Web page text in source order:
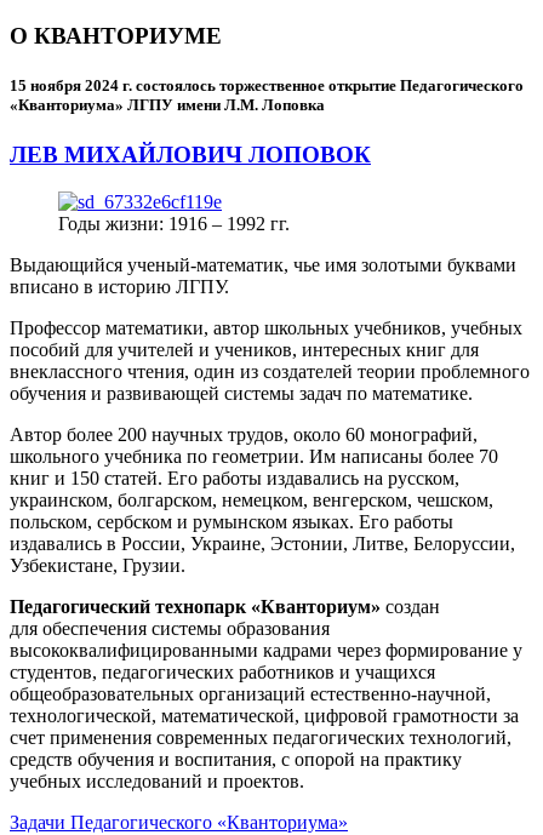
О КВАНТОРИУМЕ
15 ноября 2024 г. состоялось торжественное открытие Педагогического
«Кванториума» ЛГПУ имени Л.М. Лоповка
ЛЕВ МИХАЙЛОВИЧ ЛОПОВОК
Годы жизни: 1916 – 1992 гг.
Выдающийся ученый-математик, чье имя золотыми буквами
вписано в историю ЛГПУ.
Профессор математики, автор школьных учебников, учебных
пособий для учителей и учеников, интересных книг для
внеклассного чтения, один из создателей теории проблемного
обучения и развивающей системы задач по математике.
Автор более 200 научных трудов, около 60 монографий,
школьного учебника по геометрии. Им написаны более 70
книг и 150 статей. Его работы издавались на русском,
украинском, болгарском, немецком, венгерском, чешском,
польском, сербском и румынском языках. Его работы
издавались в России, Украине, Эстонии, Литве, Белоруссии,
Узбекистане, Грузии.
Педагогический технопарк «Кванториум» создан
для обеспечения системы образования
высококвалифицированными кадрами через формирование у
студентов, педагогических работников и учащихся
общеобразовательных организаций естественно-научной,
технологической, математической, цифровой грамотности за
счет применения современных педагогических технологий,
средств обучения и воспитания, с опорой на практику
учебных исследований и проектов.
Задачи Педагогического «Кванториума»